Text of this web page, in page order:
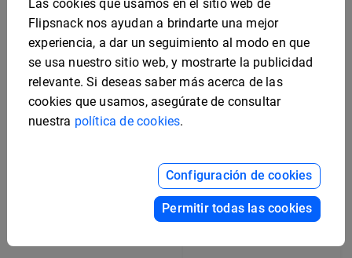
Las cookies que usamos en el sitio web de
Flipsnack nos ayudan a brindarte una mejor
experiencia, a dar un seguimiento al modo en que
se usa nuestro sitio web, y mostrarte la publicidad
relevante. Si deseas saber más acerca de las
cookies que usamos, asegúrate de consultar
nuestra política de cookies.
Configuración de cookies
Permitir todas las cookies